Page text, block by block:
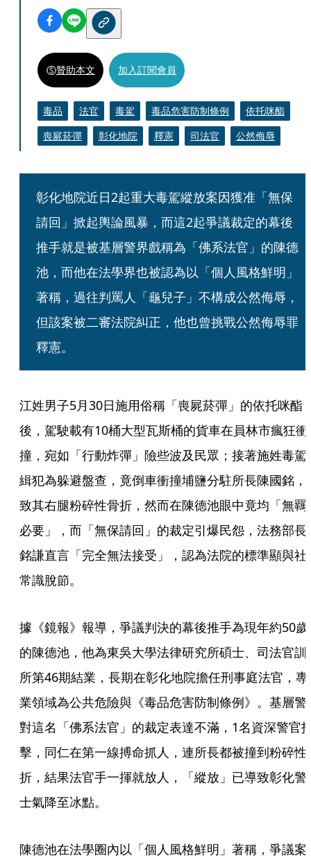
贊助本文 加入訂閱會員
毒品 法官 毒駕 毒品危害防制條例
依托咪酯
喪屍菸彈
彰化地院 釋憲 司法官 公然侮辱
彰化地院近日2起重大毒駕縱放案因獲准「無保
請回」掀起輿論風暴，而這2起爭議裁定的幕後
推手就是被基層警界戲稱為「佛系法官」的陳德
池，而他在法學界也被認為以「個人風格鮮明」
著稱，過往判罵人「龜兒子」不構成公然侮辱，
但該案被二審法院糾正，他也曾挑戰公然侮辱罪
釋憲。
江姓男子5月30日施用俗稱「喪屍菸彈」的依托咪酯
後，駕駛載有10桶大型瓦斯桶的貨車在員林市瘋狂衝
撞，宛如「行動炸彈」險些波及民眾；接著施姓毒駕
緝犯為躲避盤查，竟倒車衝撞埔鹽分駐所長陳國銘，
致其右腿粉碎性骨折，然而在陳德池眼中竟均「無羈
必要」，而「無保請回」的裁定引爆民怨，法務部長
銘謙直言「完全無法接受」，認為法院的標準顯與社
常識脫節。
據《鏡報》報導，爭議判決的幕後推手為現年約50歲
的陳德池，他為東吳大學法律研究所碩士、司法官訓
所第46期結業，長期在彰化地院擔任刑事庭法官，專
業領域為公共危險與《毒品危害防制條例》。基層警
對這名「佛系法官」的裁定表達不滿，1名資深警官
擊，同仁在第一線搏命抓人，連所長都被撞到粉碎性
折，結果法官手一揮就放人，「縱放」已導致彰化警
士氣降至冰點。
陳德池在法學圈內以「個人風格鮮明」著稱，爭議案